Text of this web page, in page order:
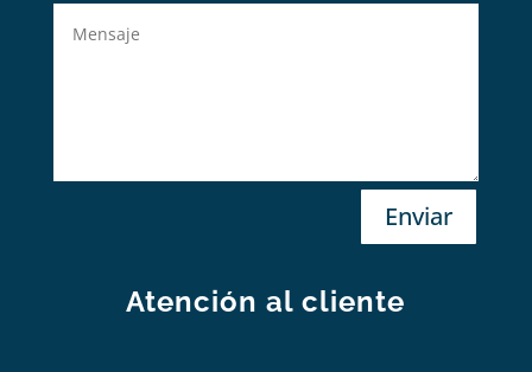
Enviar
Atención al cliente